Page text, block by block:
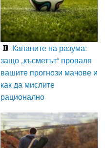
Капаните на разума:
защо „късметът“ проваля
вашите прогнози мачове и
как да мислите
рационално